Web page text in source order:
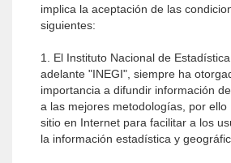
implica la aceptación de las
siguientes:
1. El Instituto Nacional de
adelante "INEGI", siempre ha
importancia a difundir información
a las mejores metodologías, por ello
sitio en Internet para facilitar a los
la información estadística y